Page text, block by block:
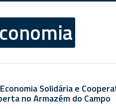
Solidária e
no Armazém do Campo